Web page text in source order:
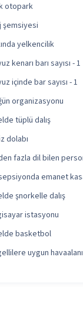
otopark
şemsiyesi
yelkencilik
kenarı barı sayısı - 1
içinde bar sayısı - 1
organizasyonu
tüplü dalış
dolabı
fazla dil bilen
emanet
şnorkelle dalış
istasyonu
basketbol
uygun